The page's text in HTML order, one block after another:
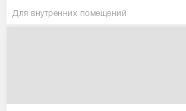
Для внутренних помещений